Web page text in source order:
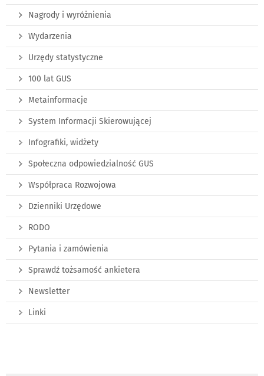
Nagrody i wyróżnienia
Wydarzenia
Urzędy statystyczne
100 lat GUS
Metainformacje
System Informacji Skierowującej
Infografiki, widżety
Społeczna odpowiedzialność GUS
Współpraca Rozwojowa
Dzienniki Urzędowe
RODO
Pytania i zamówienia
Sprawdź tożsamość ankietera
Newsletter
Linki